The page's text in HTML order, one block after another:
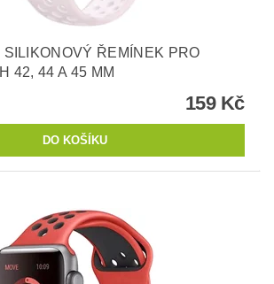
SILIKONOVÝ ŘEMÍNEK PRO
42, 44 A 45 MM
159 Kč